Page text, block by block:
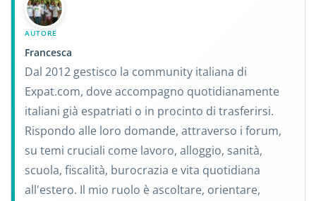
AUTORE
Francesca
Dal 2012 gestisco la community italiana di
Expat.com, dove accompagno quotidianamente
italiani già espatriati o in procinto di trasferirsi.
Rispondo alle loro domande, attraverso i forum,
su temi cruciali come lavoro, alloggio, sanità,
scuola, fiscalità, burocrazia e vita quotidiana
all'estero. Il mio ruolo è ascoltare, orientare,